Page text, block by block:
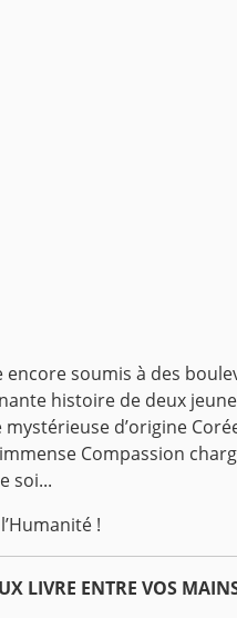
soumis à des
histoire de deux
d’origine
Compassion
soi...
!
LIVRE ENTRE VOS